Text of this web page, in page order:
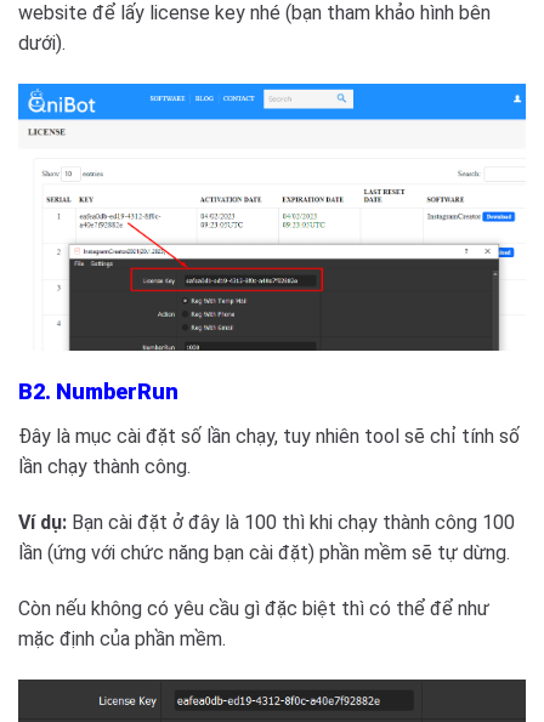
website để lấy license key nhé (bạn tham khảo hình bên
dưới).
B2. NumberRun
Đây là mục cài đặt số lần chạy, tuy nhiên tool sẽ chỉ tính số
lần chạy thành công.
Ví dụ: Bạn cài đặt ở đây là 100 thì khi chạy thành công 100
lần (ứng với chức năng bạn cài đặt) phần mềm sẽ tự dừng.
Còn nếu không có yêu cầu gì đặc biệt thì có thể để như
mặc định của phần mềm.